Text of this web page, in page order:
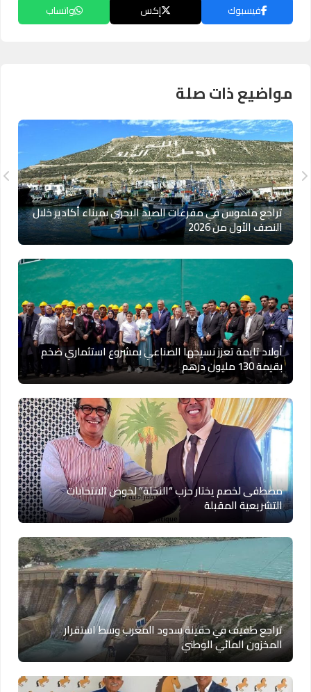
فيسبوك إكس واتساب
مواضيع ذات صلة
تراجع ملموس في مفرغات الصيد البحري بميناء أكادير خلال
النصف الأول من 2026
أولاد تايمة تعزز نسيجها الصناعي بمشروع استثماري ضخم
بقيمة 130 مليون درهم
مصطفى لخصم يختار حزب “النخلة” لخوض الانتخابات
التشريعية المقبلة
تراجع طفيف في حقينة سدود المغرب وسط استقرار
المخزون المائي الوطني